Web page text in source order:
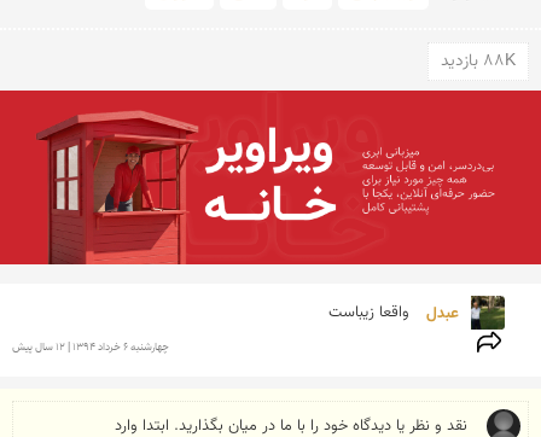
88K بازدید
عبدل واقعا زیباست
چهارشنبه 6 خرداد 1394 | 12 سال پیش